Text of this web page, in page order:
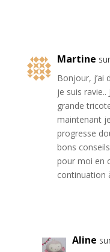
Martine
Bonjour, j’ai
je suis ravie..
grande
maintenant
progresse
bons
pour moi en
continuation
Aline